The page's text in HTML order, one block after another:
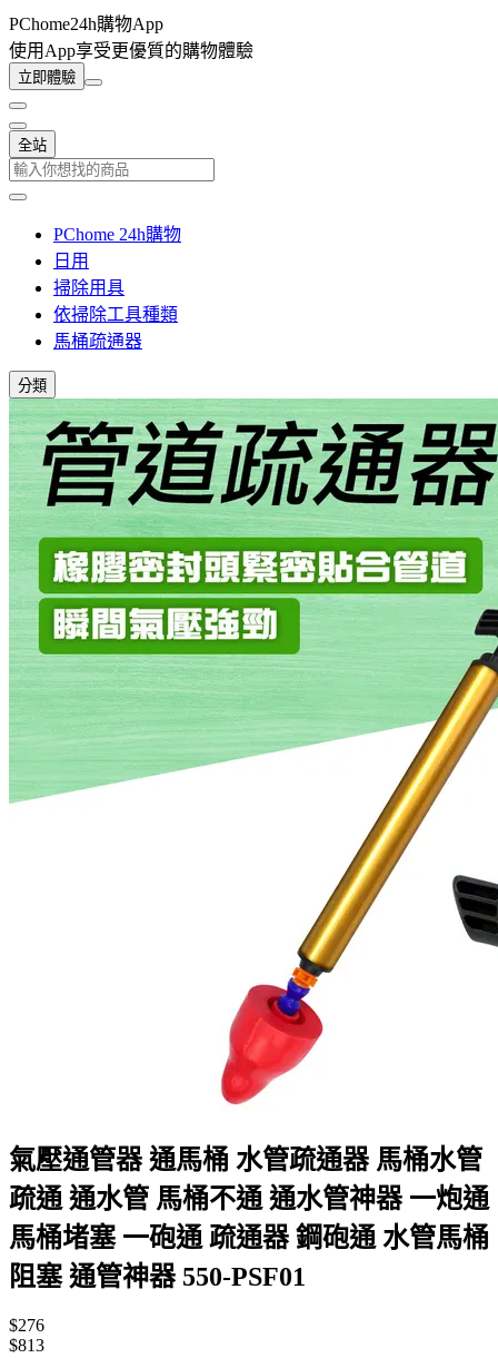
PChome24h購物App
使用App享受更優質的購物體驗
立即體驗
全站
PChome 24h購物
日用
掃除用具
依掃除工具種類
馬桶疏通器
分類
氣壓通管器 通馬桶 水管疏通器 馬桶水管
疏通 通水管 馬桶不通 通水管神器 一炮通
馬桶堵塞 一砲通 疏通器 鋼砲通 水管馬桶
阻塞 通管神器 550-PSF01
$276
$813